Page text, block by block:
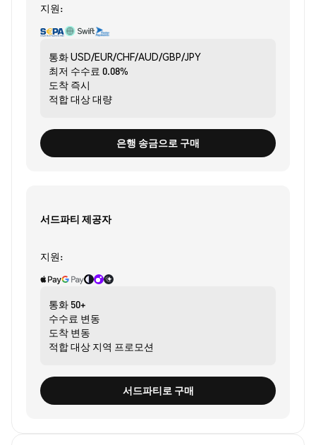
지원:
통화USD/EUR/CHF/AUD/GBP/JPY
최저 수수료 0.08%
도착 즉시
적합 대상대량
은행 송금으로 구매
서드파티 제공자
지원:
통화 50+
수수료 변동
도착 변동
적합 대상 지역 프로모션
서드파티로 구매